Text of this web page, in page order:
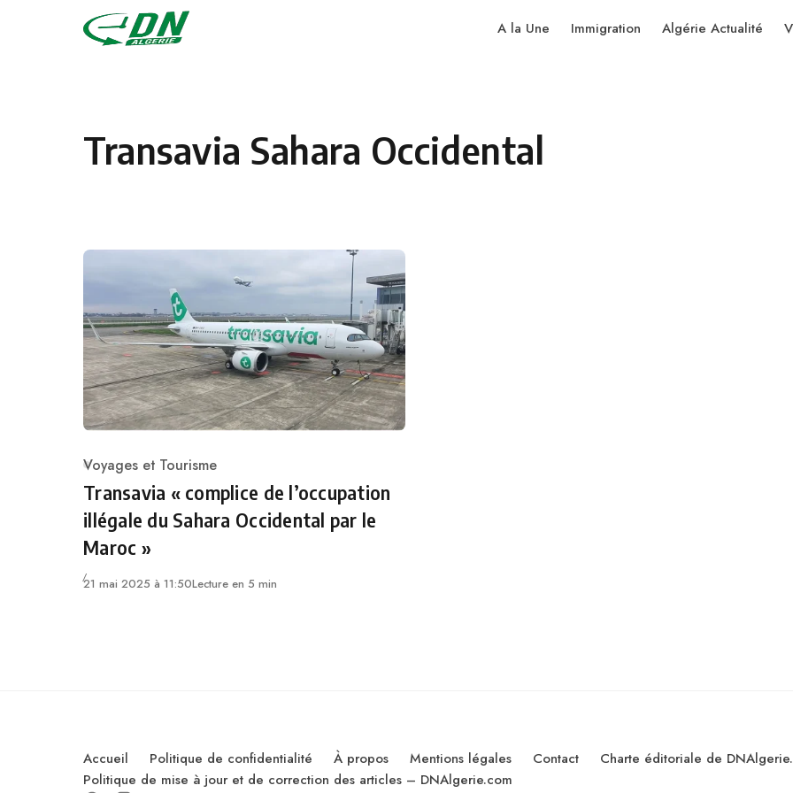
Skip to content
A la Une Immigration Algérie Actualité
Transavia Sahara Occidental
Category
Voyages et Tourisme
Transavia « complice de l’occupation
illégale du Sahara Occidental par le
Maroc »
21 mai 2025 à 11:50Lecture en 5 min
Accueil Politique de confidentialité À propos Mentions légales Contact
Charte éditoriale de
Politique de mise à jour et de correction des articles – DNAlgerie.com